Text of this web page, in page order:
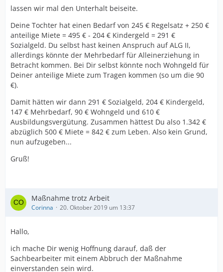
lassen wir mal den Unterhalt beiseite.
Deine Tochter hat einen Bedarf von 245 € Regelsatz + 250 €
anteilige Miete = 495 € - 204 € Kindergeld = 291 €
Sozialgeld. Du selbst hast keinen Anspruch auf ALG II,
allerdings könnte der Mehrbedarf für Alleinerziehung in
Betracht kommen. Bei Dir selbst könnte noch Wohngeld für
Deiner anteilige Miete zum Tragen kommen (so um die 90
€).
Damit hätten wir dann 291 € Sozialgeld, 204 € Kindergeld,
147 € Mehrbedarf, 90 € Wohngeld und 610 €
Ausbildungsvergütung. Zusammen hättest Du also 1.342 €
abzüglich 500 € Miete = 842 € zum Leben. Also kein Grund,
nun aufzugeben...
Gruß!
Maßnahme trotz Arbeit
Corinna 20. Oktober 2019 um 13:37
Hallo,
ich mache Dir wenig Hoffnung darauf, daß der
Sachbearbeiter mit einem Abbruch der Maßnahme
einverstanden sein wird.